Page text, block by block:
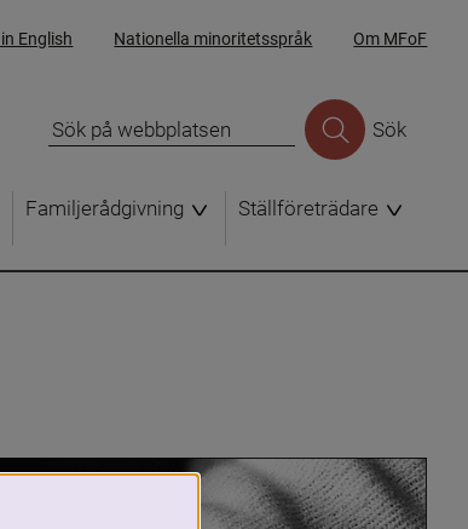
English Nationella minoritetsspråk Om MFoF
Sök
Familjerådgivning Ställföreträdare